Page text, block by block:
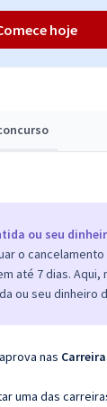
ou seu
o
até 7 dias. Aqui,
ou seu dinheiro
nas
uma das
hoje